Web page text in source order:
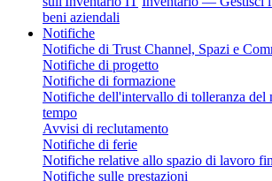
beni aziendali
Notifiche
Notifiche di Trust Channel, Spazi e
Notifiche di progetto
Notifiche di formazione
Notifiche dell'intervallo di tolleranza del
tempo
Avvisi di reclutamento
Notifiche di ferie
Notifiche relative allo spazio di lavoro
Notifiche sulle prestazioni